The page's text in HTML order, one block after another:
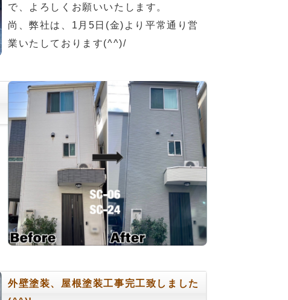
で、よろしくお願いいたします。
尚、弊社は、1月5日(金)より平常通り営
業いたしております(^^)/
外壁塗装、屋根塗装工事完工致しました